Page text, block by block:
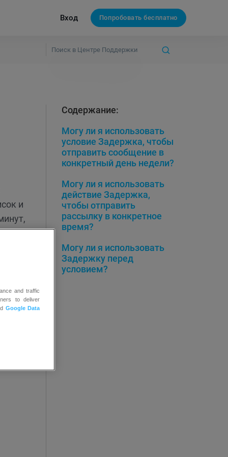
Вход Попробовать бесплатно
Содержание:
Могу ли я использовать
условие Задержка, чтобы
отправить сообщение в
конкретный день недели?
Могу ли я использовать
действие Задержка,
чтобы отправить
рассылку в конкретное
время?
Могу ли я использовать
Задержку перед
условием?
и
and traffic
to deliver
Google Data